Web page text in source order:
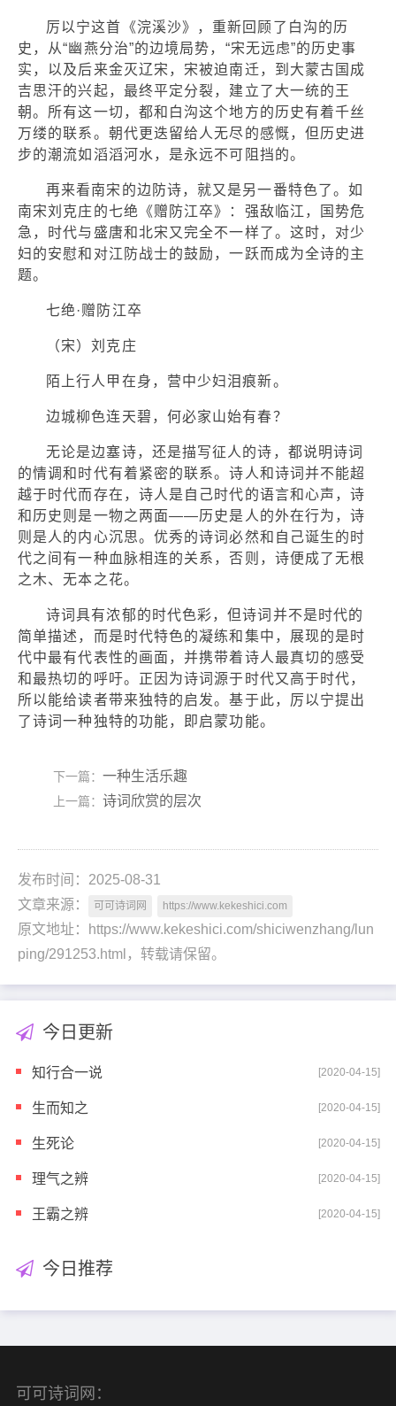
厉以宁这首《浣溪沙》，重新回顾了白沟的历
史，从“幽燕分治”的边境局势，“宋无远虑”的历史事
实，以及后来金灭辽宋，宋被迫南迁，到大蒙古国成
吉思汗的兴起，最终平定分裂，建立了大一统的王
朝。所有这一切，都和白沟这个地方的历史有着千丝
万缕的联系。朝代更迭留给人无尽的感慨，但历史进
步的潮流如滔滔河水，是永远不可阻挡的。
再来看南宋的边防诗，就又是另一番特色了。如
南宋刘克庄的七绝《赠防江卒》：强敌临江，国势危
急，时代与盛唐和北宋又完全不一样了。这时，对少
妇的安慰和对江防战士的鼓励，一跃而成为全诗的主
题。
七绝·赠防江卒
（宋）刘克庄
陌上行人甲在身，营中少妇泪痕新。
边城柳色连天碧，何必家山始有春？
无论是边塞诗，还是描写征人的诗，都说明诗词
的情调和时代有着紧密的联系。诗人和诗词并不能超
越于时代而存在，诗人是自己时代的语言和心声，诗
和历史则是一物之两面——历史是人的外在行为，诗
则是人的内心沉思。优秀的诗词必然和自己诞生的时
代之间有一种血脉相连的关系，否则，诗便成了无根
之木、无本之花。
诗词具有浓郁的时代色彩，但诗词并不是时代的
简单描述，而是时代特色的凝练和集中，展现的是时
代中最有代表性的画面，并携带着诗人最真切的感受
和最热切的呼吁。正因为诗词源于时代又高于时代，
所以能给读者带来独特的启发。基于此，厉以宁提出
了诗词一种独特的功能，即启蒙功能。
下一篇： 一种生活乐趣
上一篇： 诗词欣赏的层次
发布时间：2025-08-31
文章来源：
可可诗词网 https://www.kekeshici.com
原文地址：https://www.kekeshici.com/shiciwenzhang/lun
ping/291253.html，转载请保留。
今日更新
知行合一说 [2020-04-15]
生而知之 [2020-04-15]
生死论 [2020-04-15]
理气之辨 [2020-04-15]
王霸之辨 [2020-04-15]
今日推荐
可可诗词网：